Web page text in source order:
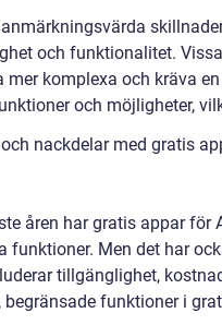
anmärkningsvärda
och funktionalitet.
mer komplexa och kräva
och möjligheter,
nackdelar med gratis
åren har gratis appar
funktioner. Men det har
tillgänglighet,
begränsade funktioner i